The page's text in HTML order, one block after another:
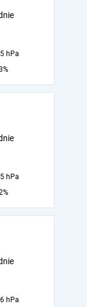
hPa
hPa
hPa